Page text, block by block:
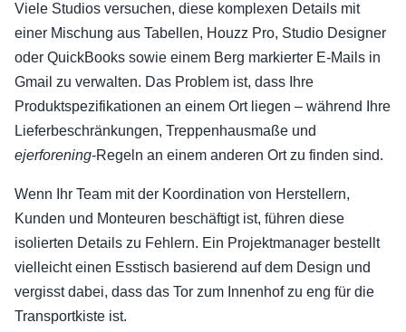
Viele Studios versuchen, diese komplexen Details mit
einer Mischung aus Tabellen, Houzz Pro, Studio Designer
oder QuickBooks sowie einem Berg markierter E-Mails in
Gmail zu verwalten. Das Problem ist, dass Ihre
Produktspezifikationen an einem Ort liegen – während Ihre
Lieferbeschränkungen, Treppenhausmaße und
ejerforening-Regeln an einem anderen Ort zu finden sind.
Wenn Ihr Team mit der Koordination von Herstellern,
Kunden und Monteuren beschäftigt ist, führen diese
isolierten Details zu Fehlern. Ein Projektmanager bestellt
vielleicht einen Esstisch basierend auf dem Design und
vergisst dabei, dass das Tor zum Innenhof zu eng für die
Transportkiste ist.